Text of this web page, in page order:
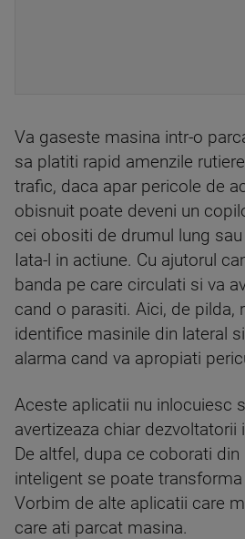
Va gaseste masina intr-o
sa platiti rapid amenzile
trafic, daca apar pericole de
obisnuit poate deveni un
cei obositi de drumul lung
Iata-l in actiune. Cu ajutorul
banda pe care circulati si va
cand o parasiti. Aici, de pilda,
identifice masinile din lateral
alarma cand va apropiati
Aceste aplicatii nu inlocuiesc
avertizeaza chiar dezvoltatorii
De altfel, dupa ce coborati
inteligent se poate
Vorbim de alte aplicatii care
care ati parcat masina.